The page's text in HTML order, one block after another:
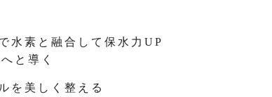
水素と融合して保水力UP
と導く
を美しく整える